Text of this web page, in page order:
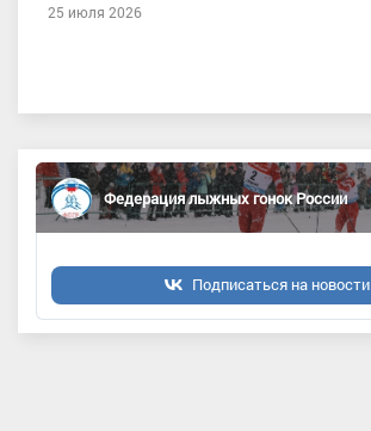
25 июля 2026
Федерация лыжных гонок России
Подписаться на новости